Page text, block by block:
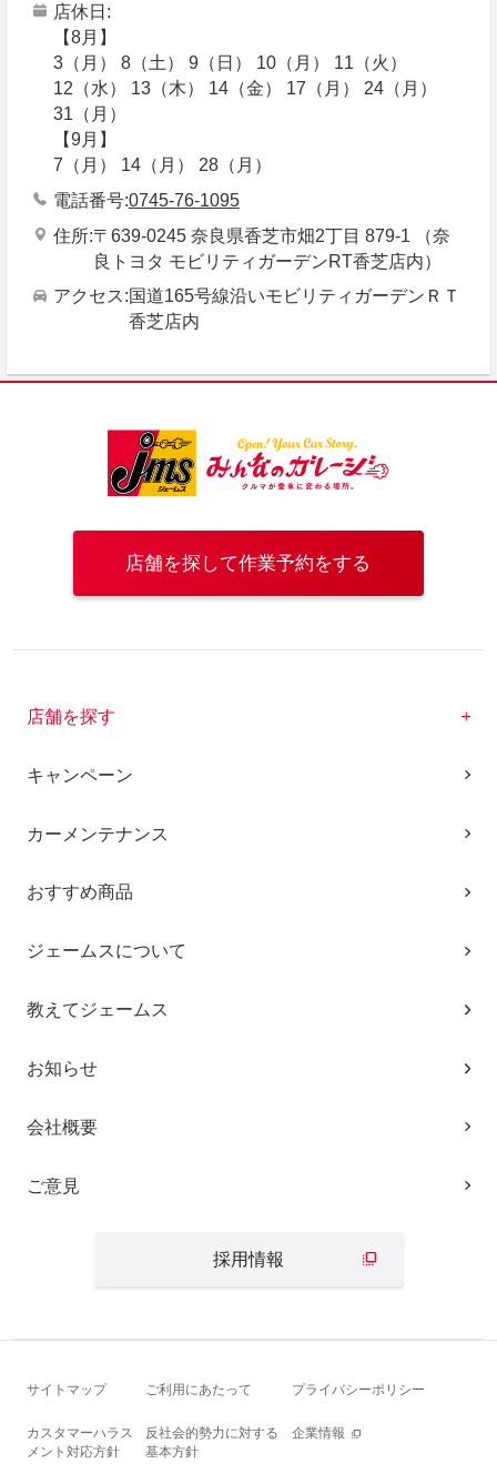
店休日
【8月】
3（月） 8（土） 9（日） 10（月） 11（火）
12（水） 13（木） 14（金） 17（月） 24（月）
31（月）
【9月】
7（月） 14（月） 28（月）
電話番号 0745-76-1095
住所 〒639-0245 奈良県香芝市畑2丁目 879-1 （奈
良トヨタ モビリティガーデンRT香芝店内）
アクセス 国道165号線沿いモビリティガーデンＲＴ
香芝店内
店舗を探して作業予約をする
店舗を探す
キャンペーン
カーメンテナンス
おすすめ商品
ジェームスについて
教えてジェームス
お知らせ
会社概要
ご意見
採用情報
サイトマップ ご利用にあたって プライバシーポリシー
カスタマーハラス
メント対応方針
反社会的勢力に対する
基本方針
企業情報